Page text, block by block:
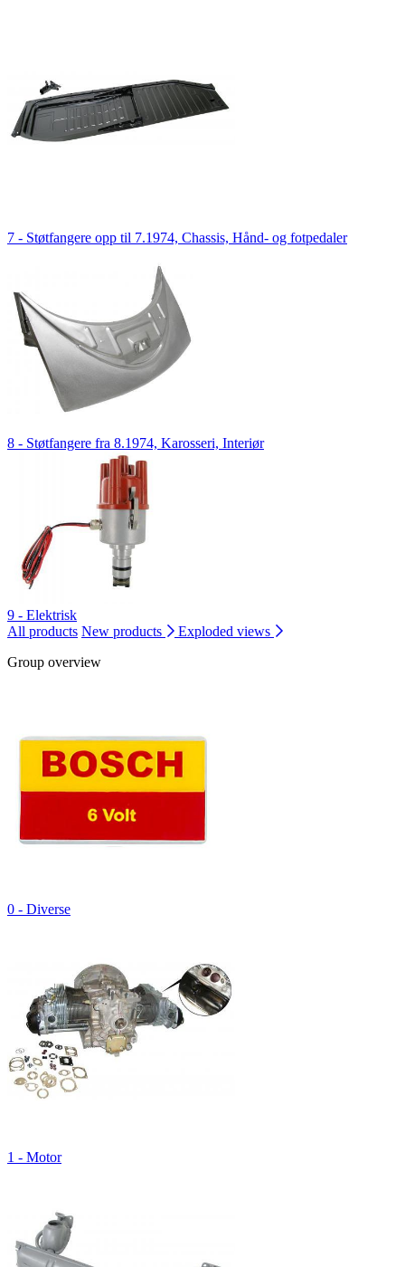
7 - Støtfangere opp til 7.1974, Chassis, Hånd- og fotpedaler
8 - Støtfangere fra 8.1974, Karosseri, Interiør
9 - Elektrisk
All products New products
Exploded views
Group overview
0 - Diverse
1 - Motor